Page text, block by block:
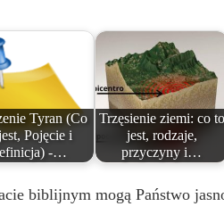
Tyran (Co
Pojęcie i
-…
Trzęsienie ziemi: co to
jest, rodzaje,
przyczyny i…
biblijnym mogą Państwo